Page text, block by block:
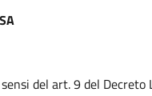
del art. 9 del